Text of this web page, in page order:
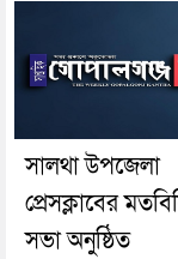
সালথা উপজেলা
প্রেসক্লাবের
সভা অনুষ্ঠিত